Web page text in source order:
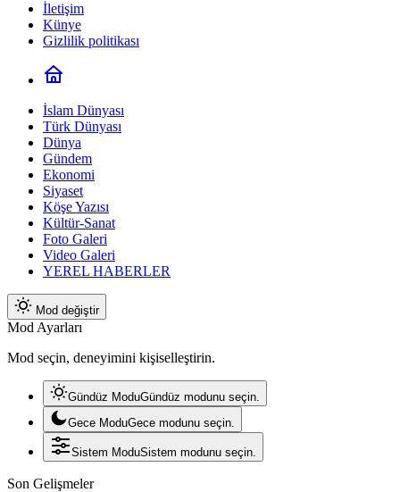
İletişim
Künye
Gizlilik politikası
İslam Dünyası
Türk Dünyası
Dünya
Gündem
Ekonomi
Siyaset
Köşe Yazısı
Kültür-Sanat
Foto Galeri
Video Galeri
YEREL HABERLER
Mod değiştir
Mod Ayarları
Mod seçin, deneyimini kişiselleştirin.
Gündüz ModuGündüz modunu seçin.
Gece ModuGece modunu seçin.
Sistem ModuSistem modunu seçin.
Son Gelişmeler